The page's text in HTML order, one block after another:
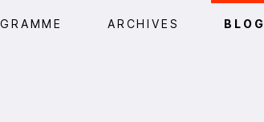
ARCHIVES BLOG